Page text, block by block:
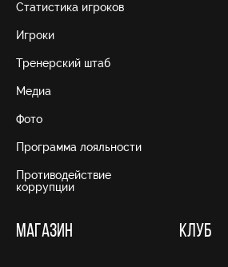
Статистика игроков
Игроки
Тренерский штаб
Медиа
Фото
Программа лояльности
Противодействие
коррупции
МАГАЗИН КЛУБ